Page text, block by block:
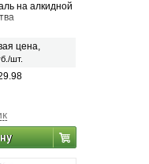
на алкидной
цена,
шт.